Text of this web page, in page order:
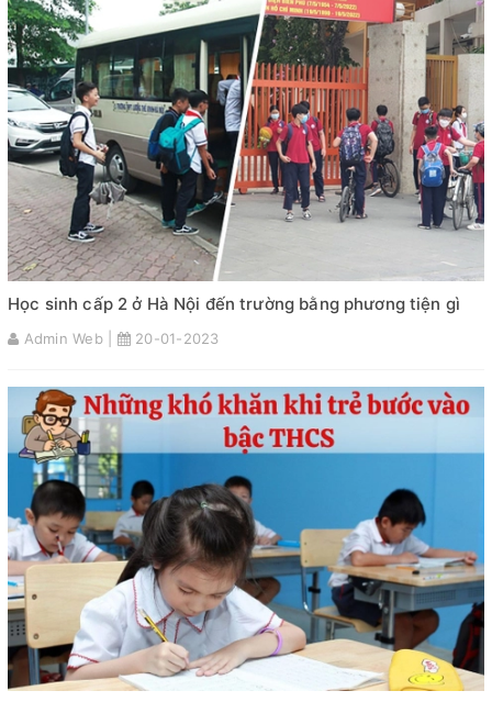
Học sinh cấp 2 ở Hà Nội đến trường bằng phương tiện gì
Admin Web | 20-01-2023